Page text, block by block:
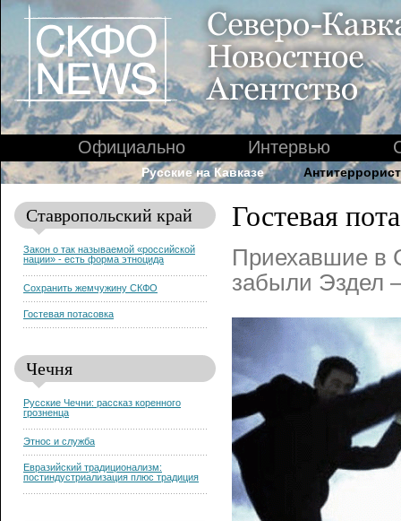
Официально Интервью
Русские на Кавказе
Ставропольский край
Закон о так называемой «российской
нации» - есть форма этноцида
Сохранить жемчужину СКФО
Гостевая потасовка
Чечня
Русские Чечни: рассказ коренного
грозненца
Этнос и служба
Евразийский традиционализм:
постиндустриализация плюс традиция
Гостевая
Приехавшие в
забыли Эздел